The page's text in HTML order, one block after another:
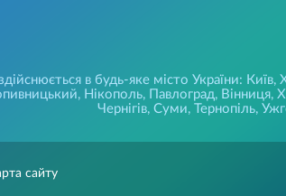
в будь-яке місто України: Київ,
Нікополь, Павлоград, Вінниця,
Чернігів, Суми, Тернопіль,
сайту